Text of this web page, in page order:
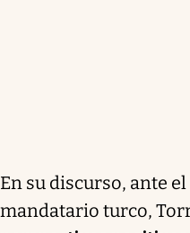
En su discurso, ante
mandatario turco,